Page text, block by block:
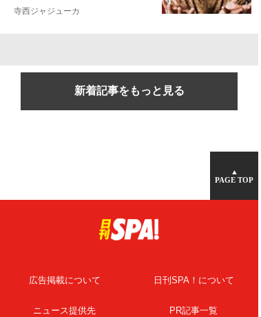
寺西ジャジューカ
新着記事をもっと見る
▲
PAGE TOP
広告掲載について 日刊SPA！について
ニュース提供先 PR記事一覧